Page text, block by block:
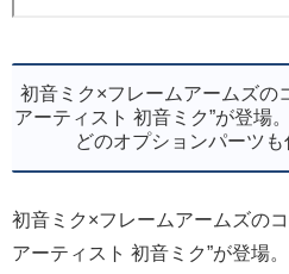
初音ミク×フレームアームズの
アーティスト 初音ミク”が登場
どのオプションパーツ
初音ミク×フレームアームズの
アーティスト 初音ミク”が登場